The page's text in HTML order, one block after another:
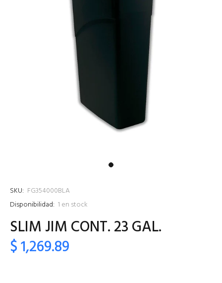
SKU: FG354000BLA
Disponibilidad: 1 en stock
SLIM JIM CONT. 23 GAL.
$ 1,269.89